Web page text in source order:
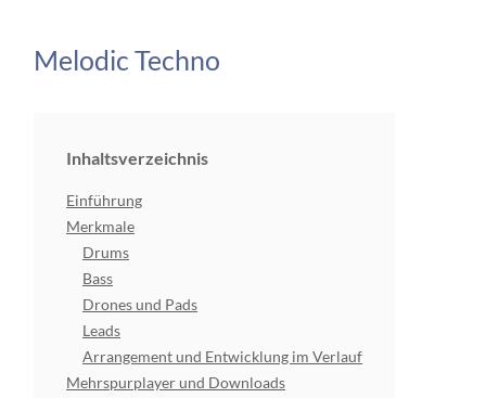
Melodic Techno
Inhaltsverzeichnis
Einführung
Merkmale
Drums
Bass
Drones und Pads
Leads
Arrangement und Entwicklung im Verlauf
Mehrspurplayer und Downloads